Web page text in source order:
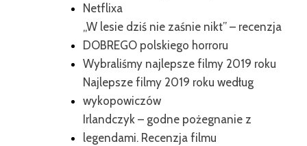
Netflixa
„W lesie dziś nie zaśnie nikt” – recenzja
DOBREGO polskiego horroru
Wybraliśmy najlepsze filmy 2019 roku
Najlepsze filmy 2019 roku według
wykopowiczów
Irlandczyk – godne pożegnanie z
legendami. Recenzja filmu